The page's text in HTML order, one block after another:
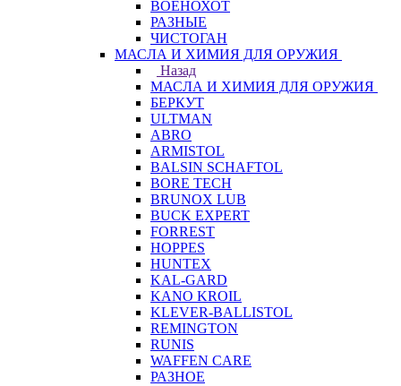
ВОЕНОХОТ
РАЗНЫЕ
ЧИСТОГАН
МАСЛА И ХИМИЯ ДЛЯ ОРУЖИЯ
Назад
МАСЛА И ХИМИЯ ДЛЯ ОРУЖИЯ
БЕРКУТ
ULTMAN
ABRO
ARMISTOL
BALSIN SCHAFTOL
BORE TECH
BRUNOX LUB
BUCK EXPERT
FORREST
HOPPES
HUNTEX
KAL-GARD
KANO KROIL
KLEVER-BALLISTOL
REMINGTON
RUNIS
WAFFEN CARE
РАЗНОЕ